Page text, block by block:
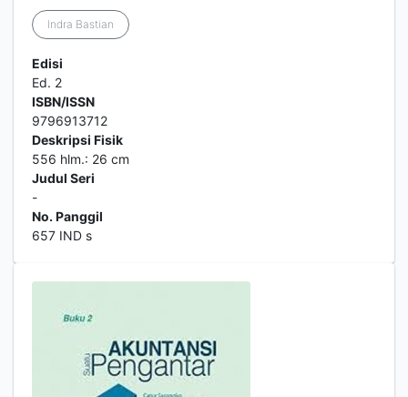
Indra Bastian
Edisi
Ed. 2
ISBN/ISSN
9796913712
Deskripsi Fisik
556 hlm.: 26 cm
Judul Seri
-
No. Panggil
657 IND s